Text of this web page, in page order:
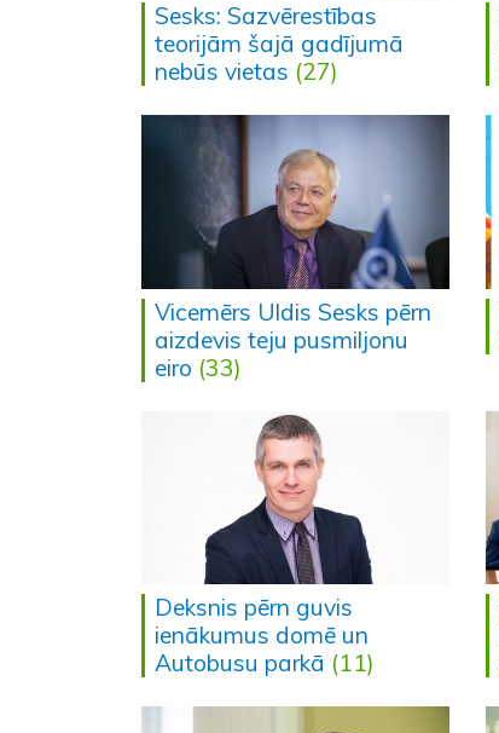
Sesks: Sazvērestības
teorijām šajā gadījumā
nebūs vietas (27)
Vicemērs Uldis Sesks pērn
aizdevis teju pusmiljonu
eiro (33)
Deksnis pērn guvis
ienākumus domē un
Autobusu parkā (11)